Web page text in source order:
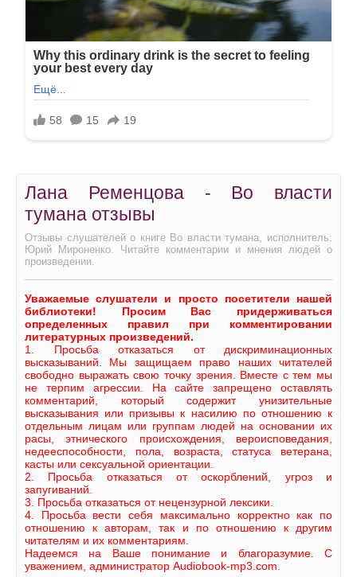
Лана Ременцова - Во власти
тумана отзывы
Отзывы слушателей о книге Во власти тумана, исполнитель:
Юрий Мироненко. Читайте комментарии и мнения людей о
произведении.
Уважаемые слушатели и просто посетители нашей
библиотеки! Просим Вас придерживаться
определенных правил при комментировании
литературных произведений.
1. Просьба отказаться от дискриминационных
высказываний. Мы защищаем право наших читателей
свободно выражать свою точку зрения. Вместе с тем мы
не терпим агрессии. На сайте запрещено оставлять
комментарий, который содержит унизительные
высказывания или призывы к насилию по отношению к
отдельным лицам или группам людей на основании их
расы, этнического происхождения, вероисповедания,
недееспособности, пола, возраста, статуса ветерана,
касты или сексуальной ориентации.
2. Просьба отказаться от оскорблений, угроз и
запугиваний.
3. Просьба отказаться от нецензурной лексики.
4. Просьба вести себя максимально корректно как по
отношению к авторам, так и по отношению к другим
читателям и их комментариям.
Надеемся на Ваше понимание и благоразумие. С
уважением, администратор Audiobook-mp3.com.